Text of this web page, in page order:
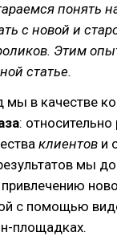
понять
с новой и
Этим
статье.
мы в качестве
:
клиентов и
мы
с помощью
площадках.